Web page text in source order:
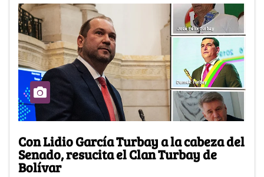
Con Lidio García Turbay a la cabeza del
Senado, resucita el Clan Turbay de
Bolívar